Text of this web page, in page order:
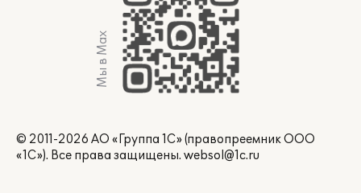
Мы в Max
© 2011-2026 АО «Группа 1С» (правопреемник ООО
«1С»). Все права защищены. websol@1c.ru